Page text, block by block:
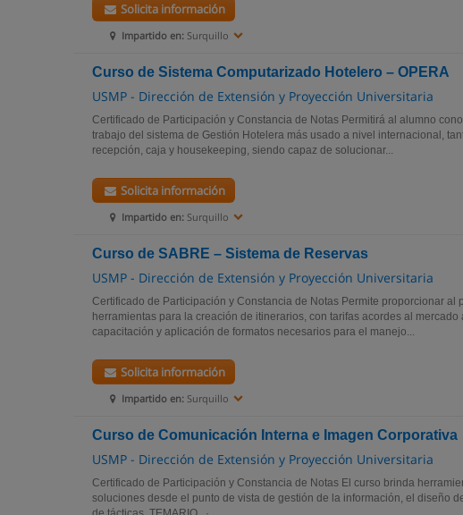
Impartido en: Surquillo
Solicita información
Curso de Sistema Computarizado Hotelero – OPERA
USMP - Dirección de Extensión y Proyección Universitaria
Certificado de Participación y Constancia de Notas Permitirá al alumno
trabajo del sistema de Gestión Hotelera más usado a nivel internacional,
recepción, caja y housekeeping, siendo capaz de solucionar...
Impartido en: Surquillo
Solicita información
Curso de SABRE – Sistema de Reservas
USMP - Dirección de Extensión y Proyección Universitaria
Certificado de Participación y Constancia de Notas Permite proporcionar al
herramientas para la creación de itinerarios, con tarifas acordes al
capacitación y aplicación de formatos necesarios para el manejo...
Impartido en: Surquillo
Solicita información
Curso de Comunicación Interna e Imagen Corporativa
USMP - Dirección de Extensión y Proyección Universitaria
Certificado de Participación y Constancia de Notas El curso brinda
soluciones desde el punto de vista de gestión de la información, el diseño